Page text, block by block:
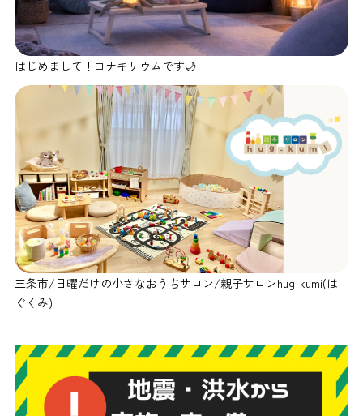
はじめまして！ヨナキリウムです🌙
三条市/日曜だけの小さなおうちサロン/親子サロンhug-kumi(は
ぐくみ)